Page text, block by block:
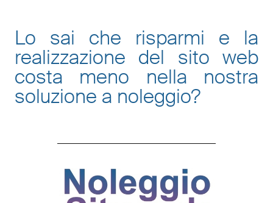
Lo sai che risparmi e la
realizzazione del sito web
costa meno nella nostra
soluzione a noleggio?